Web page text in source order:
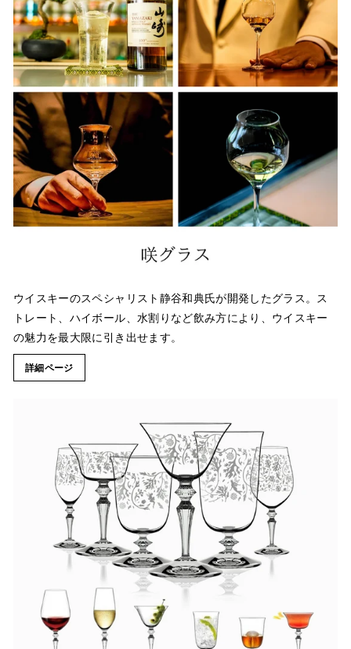
ウイスキーのスペシャリスト静谷和典氏が開発したグラス。ス
トレート、ハイボール、水割りなど飲み方により、ウイスキー
の魅力を最大限に引き出せます。
詳細ページ